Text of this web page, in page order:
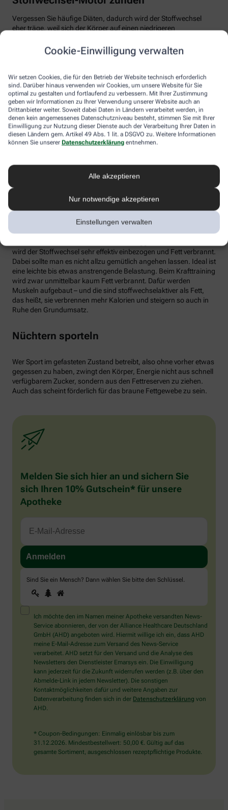
Cookie-Einwilligung verwalten
Wir setzen Cookies, die für den Betrieb der Website technisch erforderlich
sind. Darüber hinaus verwenden wir Cookies, um unsere Website für Sie
optimal zu gestalten und fortlaufend zu verbessern. Mit Ihrer Zustimmung
geben wir Informationen zu Ihrer Verwendung unserer Website auch an
Drittanbieter weiter. Soweit dabei Daten in Ländern verarbeitet werden, in
denen kein angemessenes Datenschutzniveau besteht, stimmen Sie mit Ihrer
Einwilligung zur Nutzung dieser Dienste auch der Verarbeitung Ihrer Daten in
diesen Ländern gem. Artikel 49 Abs. 1 lit. a DSGVO zu. Weitere Informationen
können Sie unserer Datenschutzerklärung entnehmen.
Alle akzeptieren
Nur notwendige akzeptieren
Einstellungen verwalten
Vergessen Sie häufige Diäten, dadurch wird der Stoffwechsel
eher träge, weil sich der Körper auf einen niedrigeren
vom Speiseplan gestrichen werden. Studien zeigen, dass der
Körper bei der Verarbeitung von hochverarbeiteten Lebensmitteln
Tim Hollstein rät zu einer proteinreichen Ernährung (Vorsicht bei
Vorerkrankungen wie Nierenleiden!). Denn Proteine sind nicht nur
gut für den Muskelaufbau, der Körper benötigt auch viel Energie,
um Eiweiß abzubauen. Das regt den Stoffwechsel an. Proteine
stecken vor allem in magerem Fleisch, Fisch und Milchprodukten
wie Quark und Skyr. Auch sogenannte thermogene Lebensmittel
wie Chilis oder Ingwer können das braune Fettgewebe aktivieren
In Bewegung kommen
Der richtige Mix macht’s
Ohne regelmäßige Bewegung purzeln die Pfunde meistens nicht.
Besonders Ausdauersport kann laut Forschern die Umwandlung
von weißen Fettzellen in braunes Fett begünstigen und dessen
wird der Stoffwechsel sehr effektiv einbezogen und Fett verbrannt.
Dabei sollte man es nicht allzu gemütlich angehen lassen. Ideal ist
eine leichte bis etwas anstrengende Belastung. Beim Krafttraining
wird zwar unmittelbar kaum Fett verbrannt. Dafür werden
Muskeln aufgebaut – und die sind stoffwechselaktiver als Fett,
das heißt, sie verbrennen mehr Kalorien und steigern so auch in
Ruhe den Grundumsatz.
Nüchtern sporteln
Wer Sport im gefasteten Zustand betreibt, also ohne vorher etwas
gegessen zu haben, zwingt den Körper, Energie nicht aus schnell
verfügbarem Zucker, sondern aus den Fettreserven zu ziehen.
Auch das scheint förderlich für das braune Fettgewebe zu sein.
Melden Sie sich hier an und sichern Sie
sich Ihren 10% Gutschein* für unsere
Apotheke
Sind Sie ein Mensch? Dann wählen Sie bitte den Schlüssel
Sind
Sie
ein
Mensch?
Dann
wählen
Sie
bitte
den
Schlüssel.
1 2
Ich möchte den im Namen meiner Apotheke versandten News-
Service abonnieren, der von der Alliance Healthcare Deutschland
GmbH (AHD) angeboten wird. Hiermit willige ich ein, dass AHD
meine E-Mail-Adresse zum Versand des News-Service
verarbeitet. AHD setzt für den Versand und die Analyse des
Newsletters den Dienstleister Emarsys ein. Die Einwilligung
kann jederzeit für die Zukunft widerrufen werden (z.B. über den
Abmelde-Link in jedem Newsletter). Die sonstigen
Kontaktmöglichkeiten dafür und weitere Angaben zur
Datenverarbeitung finden sich in der Datenschutzerklärung von
AHD.
* Coupon-Bedingungen: Einmalig einlösbar bis zum
31.12.2026. Mindestbestellwert: 50,00 €. Gültig auf das
gesamte Sortiment, ausgeschlossen rezeptpflichtige Produkte.